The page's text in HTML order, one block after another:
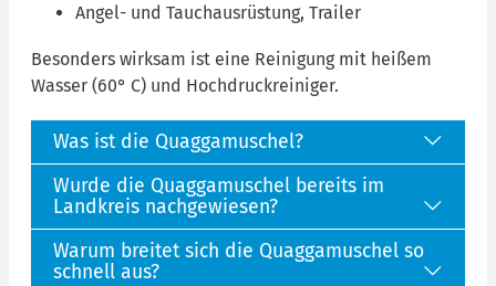
Angel- und Tauchausrüstung, Trailer
Besonders wirksam ist eine Reinigung mit heißem
Wasser (60° C) und Hochdruckreiniger.
Was ist die Quaggamuschel?
Wurde die Quaggamuschel bereits im
Landkreis nachgewiesen?
Warum breitet sich die Quaggamuschel so
schnell aus?